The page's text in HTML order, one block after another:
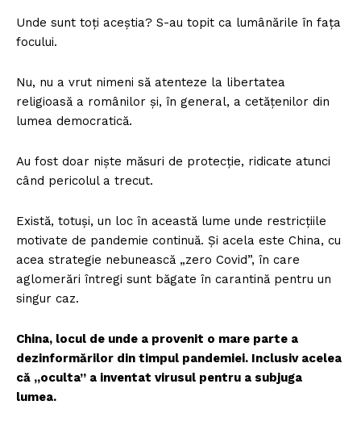
Unde sunt toți aceștia? S-au topit ca lumânările în fața
focului.
Nu, nu a vrut nimeni să atenteze la libertatea
religioasă a românilor și, în general, a cetățenilor din
lumea democratică.
Au fost doar niște măsuri de protecție, ridicate atunci
când pericolul a trecut.
Există, totuși, un loc în această lume unde restricțiile
motivate de pandemie continuă. Și acela este China, cu
acea strategie nebunească „zero Covid”, în care
aglomerări întregi sunt băgate în carantină pentru un
singur caz.
China, locul de unde a provenit o mare parte a
dezinformărilor din timpul pandemiei. Inclusiv acelea
că „oculta” a inventat virusul pentru a subjuga
lumea.